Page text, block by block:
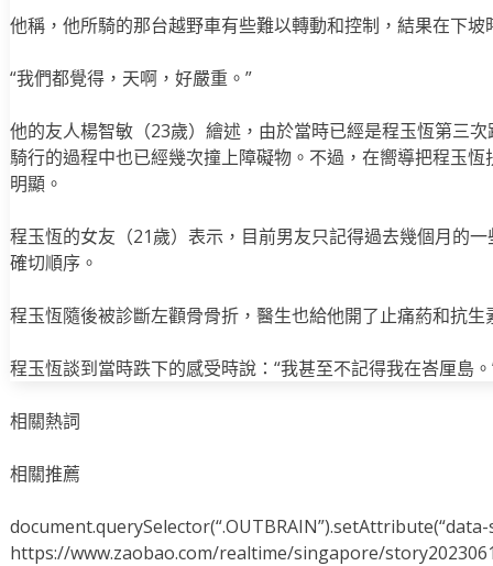
他稱，他所騎的那台越野車有些難以轉動和控制，結果在下
“我們都覺得，天啊，好嚴重。”
他的友人楊智敏（23歲）繪述，由於當時已經是程玉恆第三
騎行的過程中也已經幾次撞上障礙物。不過，在嚮導把程玉
明顯。
程玉恆的女友（21歲）表示，目前男友只記得過去幾個月的
確切順序。
程玉恆隨後被診斷左顴骨骨折，醫生也給他開了止痛葯和抗生
程玉恆談到當時跌下的感受時說：“我甚至不記得我在峇厘島。
相關熱詞
相關推薦
document.querySelector(“.OUTBRAIN”).setAttribute(“data-
https://www.zaobao.com/realtime/singapore/